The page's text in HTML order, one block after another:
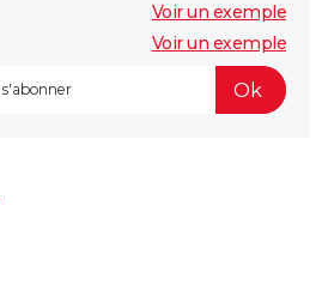
Voir un exemple
Voir un exemple